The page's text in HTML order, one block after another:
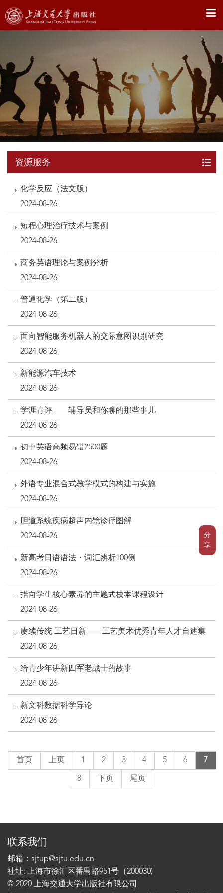
X
分
享
资源服务
化学反应（法文版）
2024-08-26
短程心理治疗技术与案例
2024-08-26
商务英语理论与案例分析
2024-08-26
普通化学（第二版）
2024-08-26
面向智能服务机器人的交际意图识别研究
2024-08-26
新能源汽车技术
2024-08-26
学涯青评——辅导员和你聊的那些事儿
2024-08-26
初中英语高频易错2500题
2024-08-26
外语专业混合式教学模式的构建与实施
2024-08-26
胆道系统疾病超声内镜诊疗图解
2024-08-26
新高考日语语法・词汇辨析100例
2024-08-26
指向学生核心素养的主题式校本课程设计
2024-08-26
赓续传统 工艺日新——工艺美术优秀青年人才自述集
2024-08-26
给青少年讲新四军老战士的故事
2024-08-26
新文科数据科学导论
2024-08-26
首页 上页 1 2 3 4 5 6 7
8 下页 尾页
联系我们
邮箱：sjtup@sjtu.edu.cn
社址: 上海市徐汇区番禺路951号（200030)
© 2020 上海交通大学出版社有限公司